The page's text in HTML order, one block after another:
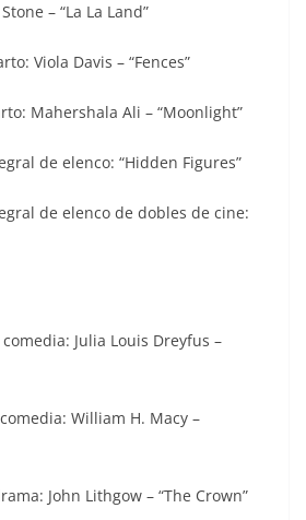
– “La La Land”
Viola Davis – “Fences”
Mahershala Ali – “Moonlight”
de elenco: “Hidden Figures”
de elenco de dobles de cine:
Julia Louis Dreyfus –
William H. Macy –
John Lithgow – “The Crown”